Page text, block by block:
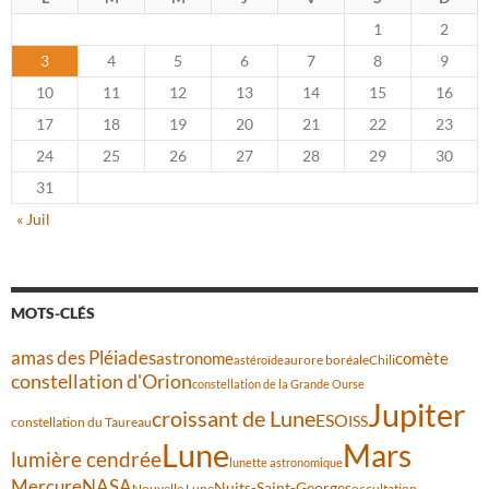
1
2
3
4 5 6 7 8
9
10
11 12 13 14 15
16
17
18 19 20 21 22
23
24
25 26 27 28 29
30
31
« Juil
MOTS-CLÉS
amas des Pléiadesastronomeastéroïdeaurore boréaleChilicomète
constellation d'Orionconstellation de la Grande Ourse
constellation du Taureaucroissant de LuneESOISSJupiter
lumière cendréeLune lunette astronomiqueMars